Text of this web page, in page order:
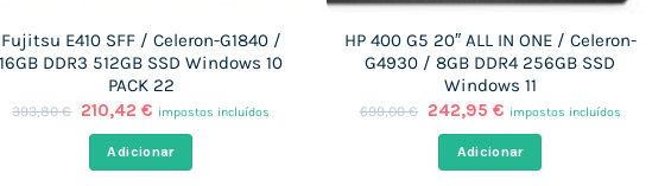
Fujitsu E410 SFF / Celeron-G1840 /
16GB DDR3 512GB SSD Windows 10
PACK 22
393,80€
O
original
era:
210,42 €O
preço
atual
é:
impostos incluídos
Adicionar
HP 400 G5 20″ ALL IN ONE / Celeron-
G4930 / 8GB DDR4 256GB SSD
Windows 11
699,00€
O
original
era:
242,95 €O
preço
atual
é:
impostos incluídos
Adicionar